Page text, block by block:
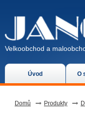
Úvod O
Velkoobchod a
Domů Produkty